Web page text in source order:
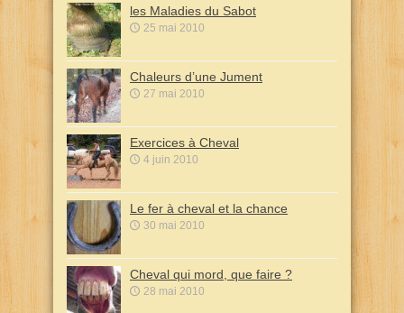
les Maladies du Sabot
25 mai 2010
Chaleurs d’une Jument
27 mai 2010
Exercices à Cheval
4 juin 2010
Le fer à cheval et la chance
30 mai 2010
Cheval qui mord, que faire ?
28 mai 2010